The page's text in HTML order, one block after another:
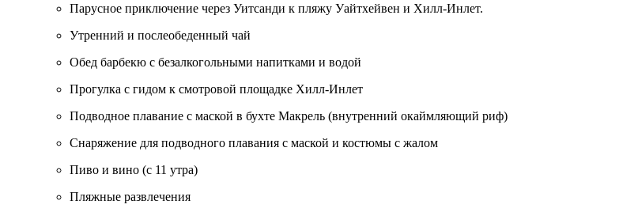
Парусное приключение через Уитсанди к пляжу Уайтхейвен и Хилл-Инлет.
Утренний и послеобеденный чай
Обед барбекю с безалкогольными напитками и водой
Прогулка с гидом к смотровой площадке Хилл-Инлет
Подводное плавание с маской в бухте Макрель (внутренний окаймляющий риф)
Снаряжение для подводного плавания с маской и костюмы с жалом
Пиво и вино (с 11 утра)
Пляжные развлечения